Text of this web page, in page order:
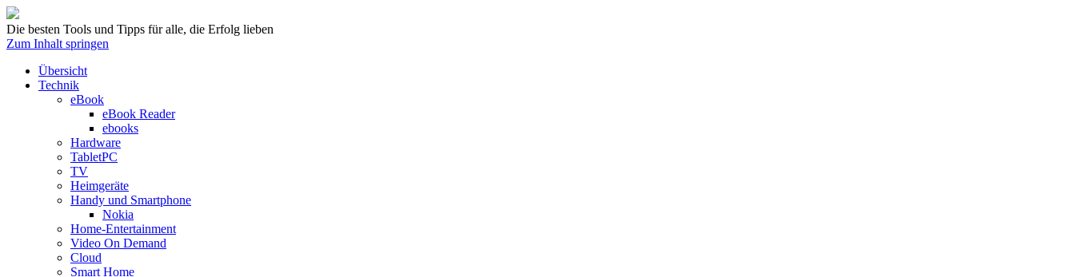
Die besten Tools und Tipps für alle, die Erfolg lieben
Zum Inhalt springen
Übersicht
Technik
eBook
eBook Reader
ebooks
Hardware
TabletPC
TV
Heimgeräte
Handy und Smartphone
Nokia
Home-Entertainment
Video On Demand
Cloud
Smart Home